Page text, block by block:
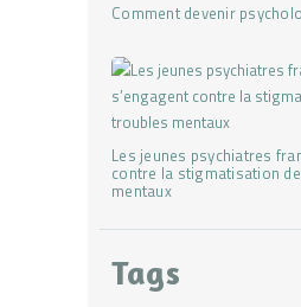
Comment devenir
Les jeunes psychiatres
contre la stigmatisation
mentaux
Tags